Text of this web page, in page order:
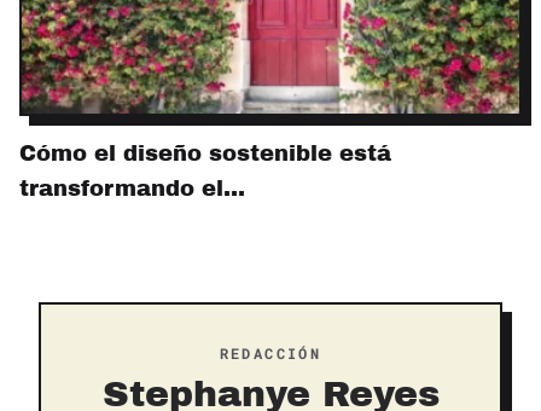
Cómo el diseño sostenible está
transformando el…
REDACCIÓN
Stephanye Reyes